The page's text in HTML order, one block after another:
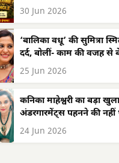
30 Jun 2026
‘बालिका वधू’ की सुमित्रा
दर्द, बोलीं- काम की वजह से
25 Jun 2026
कनिका माहेश्वरी का बड़ा
अंडरगारमेंट्स पहनने की नहीं
24 Jun 2026